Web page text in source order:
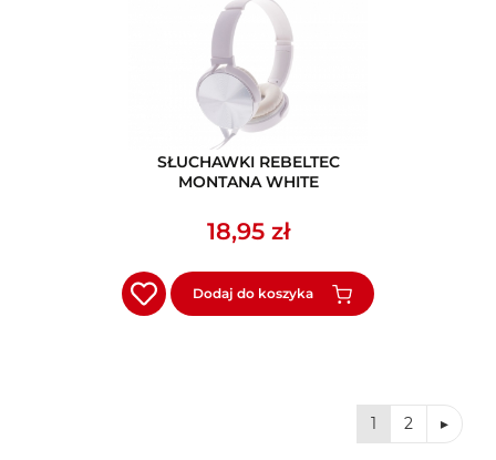
SŁUCHAWKI REBELTEC
MONTANA WHITE
18,95 zł
Dodaj do koszyka
1 2 ▸